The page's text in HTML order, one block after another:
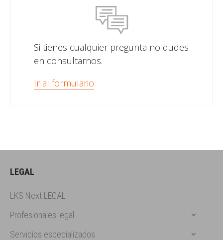
LEGAL
LKS Next LEGAL
Profesionales legal
Servicios especializados
Si tienes cualquier pregunta no dudes
en consultarnos.
Ir al formulario